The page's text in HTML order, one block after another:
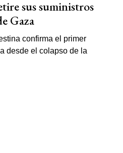
sus suministros
Gaza